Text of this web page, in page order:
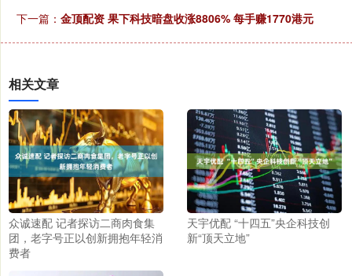
下一篇： 金顶配资 果下科技暗盘收涨8806% 每手赚1770港元
相关文章
众诚速配 记者探访二商肉食集
团，老字号正以创新拥抱年轻消
费者
天宇优配 “十四五”央企科技创
新“顶天立地”